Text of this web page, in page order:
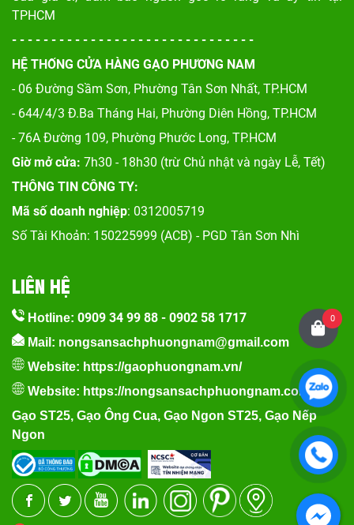
TPHCM
- - - - - - - - - - - - - - - - - - - - - - - - - - - - - - -
HỆ THỐNG CỬA HÀNG GẠO PHƯƠNG NAM
- 06 Đường Sầm Sơn, Phường Tân Sơn Nhất, TP.HCM
- 644/4/3 Đ.Ba Tháng Hai, Phường Diên Hồng, TP.HCM
- 76A Đường 109, Phường Phước Long, TP.HCM
Giờ mở cửa: 7h30 - 18h30 (trừ Chủ nhật và ngày Lễ, Tết)
THÔNG TIN CÔNG TY:
Mã số doanh nghiệp: 0312005719
Số Tài Khoản: 150225999 (ACB) - PGD Tân Sơn Nhì
LIÊN HỆ
Hotline: 0909 34 99 88 - 0902 58 1717
Mail: nongsansachphuongnam@gmail.com
Website: https://gaophuongnam.vn/
Website: https://nongsansachphuongnam.com
Gạo ST25, Gạo Ông Cua, Gạo Ngon ST25, Gạo Nếp
Ngon
0